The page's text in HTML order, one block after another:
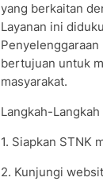
yang berkaitan
Layanan ini
bertujuan untuk
masyarakat.
Langkah-
1. Siapkan STNK
2. Kunjungi